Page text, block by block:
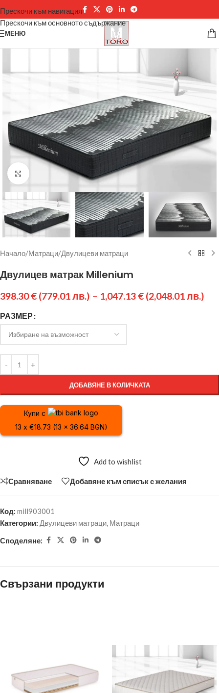
Прескочи към навигация
Прескочи към основното съдържание
МЕНЮ
Щракнете за уголемяване
Начало/Матраци/Двулицеви матраци
Двулицев матрак Millenium
398.30€ (779.01 лв.) – 1,047.13 € (2,048.01 лв.)
РАЗМЕР
ДОБАВЯНЕ В КОЛИЧКАТА
Купи с
13 x €18.73 (13 x 36.64 BGN)
Add to wishlist
Сравняване Добавяне към списък с желания
Код: mill903001
Категории: Двулицеви матраци, Матраци
Споделяне:
Свързани продукти